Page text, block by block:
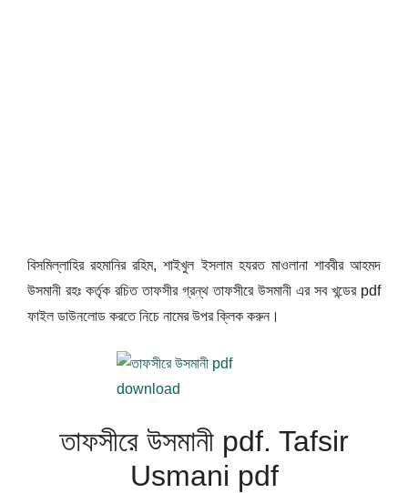
বিসমিল্লাহির রহমানির রহিম, শাইখুল ইসলাম হযরত মাওলানা শাববীর আহমদ
উসমানী রহঃ কর্তৃক রচিত তাফসীর গ্রন্থ তাফসীরে উসমানী এর সব খন্ডের pdf
ফাইল ডাউনলোড করতে নিচে নামের উপর ক্লিক করুন।
তাফসীরে উসমানী pdf. Tafsir
Usmani pdf